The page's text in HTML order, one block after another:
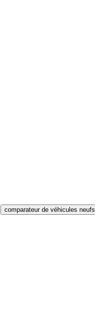
comparateur de véhicules neufs